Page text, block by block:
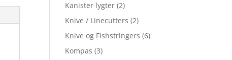
Kanister lygter (2)
Knive / Linecutters (2)
Knive og Fishstringers (6)
Kompas (3)